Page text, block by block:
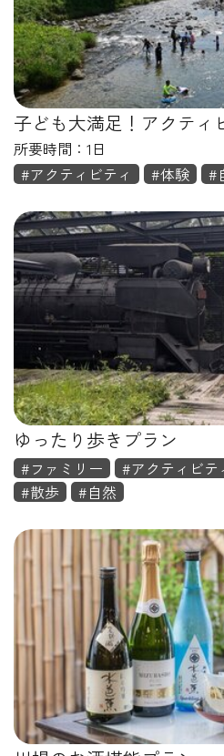
子ども大満足！アクティ
所要時間：1日
#アクティビティ
#体験 #
ゆったり歩きプラン
#ファミリー #アクティビテ
#散歩
#自然